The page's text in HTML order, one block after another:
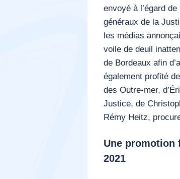
envoyé à l’égard
généraux de la
les médias
voile de deuil
de Bordeaux afin
également profité
des Outre-mer,
Justice, de
Rémy Heitz,
Une promotion
2021